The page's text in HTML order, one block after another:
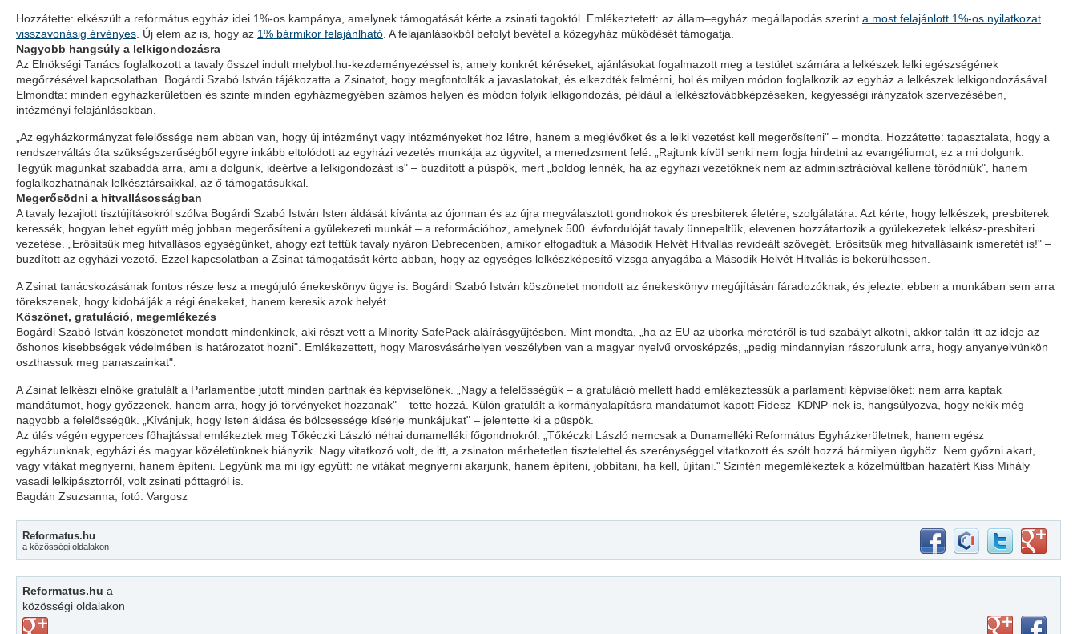
Hozzátette: elkészült a református egyház idei 1%-os kampánya, amelynek támogatását kérte a zsinati tagoktól. Emlékeztetett: az állam–egyház megállapodás szerint a most felajánlott 1%-os nyilatkozat
visszavonásig érvényes . Új elem az is, hogy az 1% bármikor felajánlható . A felajánlásokból befolyt bevétel a közegyház működését támogatja.
Nagyobb hangsúly a lelkigondozásra
Az Elnökségi Tanács foglalkozott a tavaly ősszel indult melybol.hu-kezdeményezéssel is, amely konkrét kéréseket, ajánlásokat fogalmazott meg a testület számára a lelkészek lelki egészségének
megőrzésével kapcsolatban. Bogárdi Szabó István tájékozatta a Zsinatot, hogy megfontolták a javaslatokat, és elkezdték felmérni, hol és milyen módon foglalkozik az egyház a lelkészek lelkigondozásával.
Elmondta: minden egyházkerületben és szinte minden egyházmegyében számos helyen és módon folyik lelkigondozás, például a lelkésztovábbképzéseken, kegyességi irányzatok szervezésében,
intézményi felajánlásokban.
„Az egyházkormányzat felelőssége nem abban van, hogy új intézményt vagy intézményeket hoz létre, hanem a meglévőket és a lelki vezetést kell megerősíteni" – mondta. Hozzátette: tapasztalata, hogy a
rendszerváltás óta szükségszerűségből egyre inkább eltolódott az egyházi vezetés munkája az ügyvitel, a menedzsment felé. „Rajtunk kívül senki nem fogja hirdetni az evangéliumot, ez a mi dolgunk.
Tegyük magunkat szabaddá arra, ami a dolgunk, ideértve a lelkigondozást is" – buzdított a püspök, mert „boldog lennék, ha az egyházi vezetőknek nem az adminisztrációval kellene törődniük", hanem
foglalkozhatnának lelkésztársaikkal, az ő támogatásukkal.
Megerősödni a hitvallásosságban
A tavaly lezajlott tisztújításokról szólva Bogárdi Szabó István Isten áldását kívánta az újonnan és az újra megválasztott gondnokok és presbiterek életére, szolgálatára. Azt kérte, hogy lelkészek, presbiterek
keressék, hogyan lehet együtt még jobban megerősíteni a gyülekezeti munkát – a reformációhoz, amelynek 500. évfordulóját tavaly ünnepeltük, elevenen hozzátartozik a gyülekezetek lelkész-presbiteri
vezetése. „Erősítsük meg hitvallásos egységünket, ahogy ezt tettük tavaly nyáron Debrecenben, amikor elfogadtuk a Második Helvét Hitvallás revideált szövegét. Erősítsük meg hitvallásaink ismeretét is!" –
buzdított az egyházi vezető. Ezzel kapcsolatban a Zsinat támogatását kérte abban, hogy az egységes lelkészképesítő vizsga anyagába a Második Helvét Hitvallás is bekerülhessen.
A Zsinat tanácskozásának fontos része lesz a megújuló énekeskönyv ügye is. Bogárdi Szabó István köszönetet mondott az énekeskönyv megújításán fáradozóknak, és jelezte: ebben a munkában sem arra
törekszenek, hogy kidobálják a régi énekeket, hanem keresik azok helyét.
Köszönet, gratuláció, megemlékezés
Bogárdi Szabó István köszönetet mondott mindenkinek, aki részt vett a Minority SafePack-aláírásgyűjtésben. Mint mondta, „ha az EU az uborka méretéről is tud szabályt alkotni, akkor talán itt az ideje az
őshonos kisebbségek védelmében is határozatot hozni". Emlékezettett, hogy Marosvásárhelyen veszélyben van a magyar nyelvű orvosképzés, „pedig mindannyian rászorulunk arra, hogy anyanyelvünkön
oszthassuk meg panaszainkat".
A Zsinat lelkészi elnöke gratulált a Parlamentbe jutott minden pártnak és képviselőnek. „Nagy a felelősségük – a gratuláció mellett hadd emlékeztessük a parlamenti képviselőket: nem arra kaptak
mandátumot, hogy győzzenek, hanem arra, hogy jó törvényeket hozzanak" – tette hozzá. Külön gratulált a kormányalapításra mandátumot kapott Fidesz–KDNP-nek is, hangsúlyozva, hogy nekik még
nagyobb a felelősségük. „Kívánjuk, hogy Isten áldása és bölcsessége kísérje munkájukat" – jelentette ki a püspök.
Az ülés végén egyperces főhajtással emlékeztek meg Tőkéczki László néhai dunamelléki főgondnokról. „Tőkéczki László nemcsak a Dunamelléki Református Egyházkerületnek, hanem egész
egyházunknak, egyházi és magyar közéletünknek hiányzik. Nagy vitatkozó volt, de itt, a zsinaton mérhetetlen tisztelettel és szerénységgel vitatkozott és szólt hozzá bármilyen ügyhöz. Nem győzni akart,
vagy vitákat megnyerni, hanem építeni. Legyünk ma mi így együtt: ne vitákat megnyerni akarjunk, hanem építeni, jobbítani, ha kell, újítani." Szintén megemlékeztek a közelmúltban hazatért Kiss Mihály
vasadi lelkipásztorról, volt zsinati póttagról is.
Bagdán Zsuzsanna, fotó: Vargosz
Reformatus.hu
a közösségi oldalakon
Reformatus.hu a
közösségi oldalakon